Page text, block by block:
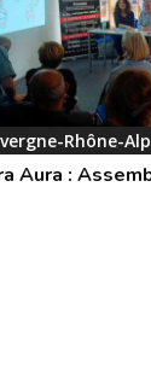
Rhône-
Aura :